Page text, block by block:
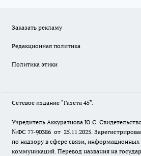
Заказать рекламу
Редакционная политика
Политика этики
Сетевое издание "Газета 45".
Учредитель Аккуратнова Ю.С.
№ФС 77-90386 от 25.11.2025.
по надзору в сфере связи,
коммуникаций. Перевод названия на